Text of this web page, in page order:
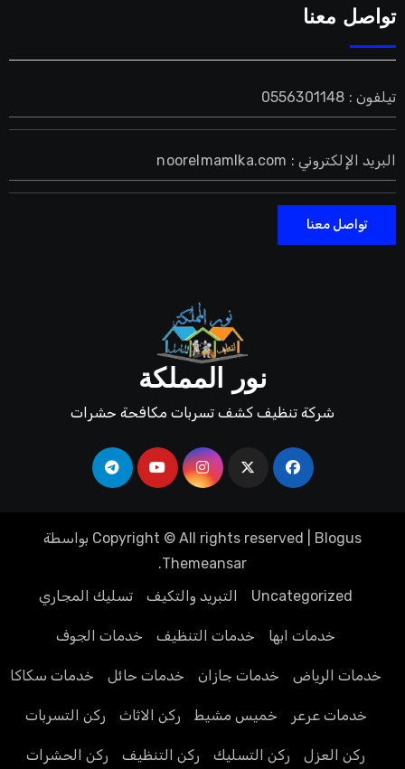
تواصل معنا
تيلفون : 0556301148
البريد الإلكتروني : noorelmamlka.com
تواصل معنا
نور المملكة
شركة تنظيف كشف تسربات مكافحة حشرات
Copyright © All rights reserved Blogus
بواسطة
Themeansar
.
Uncategorized
التبريد والتكيف تسليك المجاري
خدمات ابها خدمات التنظيف خدمات الجوف
خدمات الرياض خدمات جازان خدمات حائل خدمات سكاكا
خدمات عرعر خميس مشيط ركن الاثاث ركن التسربات
ركن العزل ركن التسليك ركن التنظيف ركن الحشرات